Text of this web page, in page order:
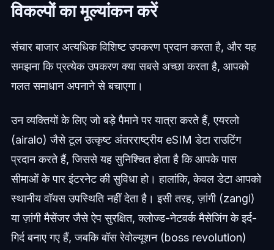
विकल्पों का मूल्यांकन करें
संचार बाजार अत्यधिक विशिष्ट उपकरण प्रदान करता है, और यह
समझना कि प्रत्येक उपकरण क्या सबसे अच्छा करता है, आपको
गलत समाधान अपनाने से बचाएगा।
उन व्यक्तियों के लिए जो बड़े पैमाने पर यात्रा करते हैं, एयरलो
(airalo) जैसे टूल उत्कृष्ट अंतरराष्ट्रीय eSIM डेटा राउटिंग
प्रदान करते हैं, जिससे यह सुनिश्चित होता है कि आपके पास
सीमाओं के पार इंटरनेट की सुविधा हो। हालांकि, केवल डेटा आपको
स्थानीय वॉयस उपस्थिति नहीं देता है। इसी तरह, ज़ांगी (zangi)
या ज़ांगी मैसेंजर जैसे ऐप सुरक्षित, क्लोज्ड-नेटवर्क मैसेजिंग के इर्द-
गिर्द बनाए गए हैं, जबकि बॉस रेवोल्यूशन (boss revolution)